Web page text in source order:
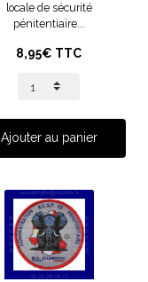
locale de sécurité
pénitentiaire...
8,95€ TTC
Ajouter au panier